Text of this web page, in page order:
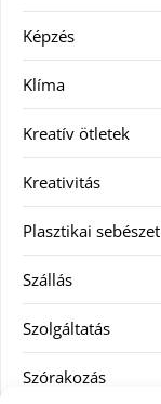
Képzés
Klíma
Kreatív ötletek
Kreativitás
Plasztikai sebészet
Szállás
Szolgáltatás
Szórakozás